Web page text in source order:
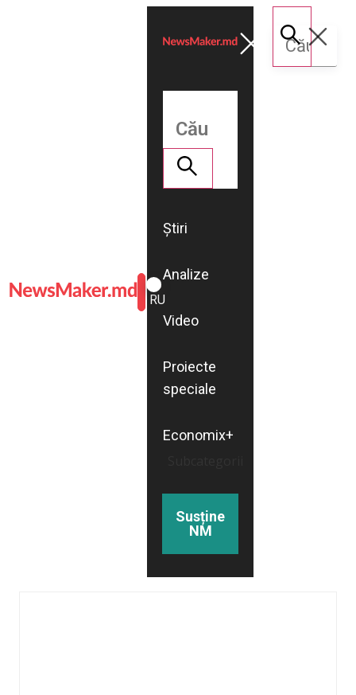
ROMÂNĂ
RU
Știri
Analize
Video
Proiecte
speciale
Economix+
Susține
NM